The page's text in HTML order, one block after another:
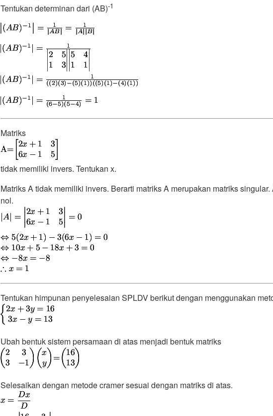
Tentukan determinan dari (AB)-1
Matriks
tidak memiliki invers. Tentukan x.
Matriks A tidak memiliki invers. Berarti matriks A merupakan matriks
nol.
Tentukan himpunan penyelesaian SPLDV berikut dengan menggunakan
Ubah bentuk sistem persamaan di atas menjadi bentuk matriks
Selesaikan dengan metode cramer sesuai dengan matriks di atas.